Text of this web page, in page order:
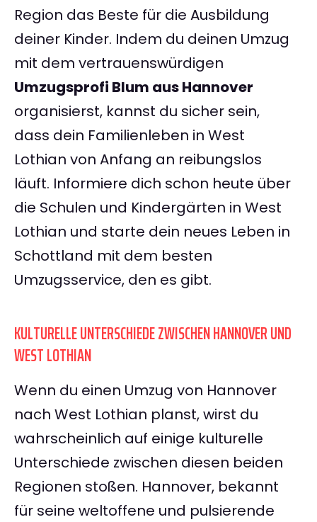
Region das Beste für die Ausbildung
deiner Kinder. Indem du deinen Umzug
mit dem vertrauenswürdigen
Umzugsprofi Blum aus Hannover
organisierst, kannst du sicher sein,
dass dein Familienleben in West
Lothian von Anfang an reibungslos
läuft. Informiere dich schon heute über
die Schulen und Kindergärten in West
Lothian und starte dein neues Leben in
Schottland mit dem besten
Umzugsservice, den es gibt.
KULTURELLE UNTERSCHIEDE ZWISCHEN HANNOVER UND
WEST LOTHIAN
Wenn du einen Umzug von Hannover
nach West Lothian planst, wirst du
wahrscheinlich auf einige kulturelle
Unterschiede zwischen diesen beiden
Regionen stoßen. Hannover, bekannt
für seine weltoffene und pulsierende